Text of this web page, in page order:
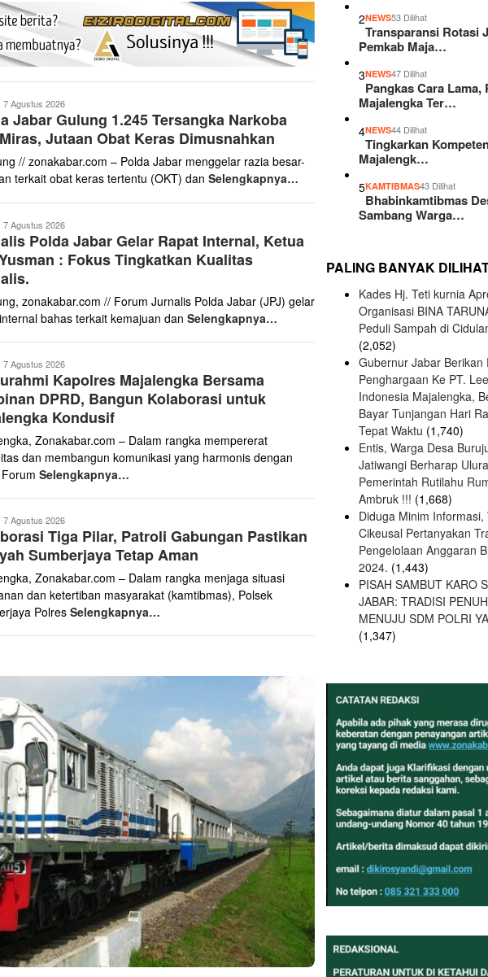
7 Agustus 2026
Jabar Gulung 1.245 Tersangka Narkoba
Jutaan Obat Keras Dimusnahkan
// zonakabar.com – Polda Jabar menggelar razia besar-
terkait obat keras tertentu (OKT) dan Selengkapnya…
7 Agustus 2026
Polda Jabar Gelar Rapat Internal, Ketua
: Fokus Tingkatkan Kualitas
zonakabar.com // Forum Jurnalis Polda Jabar (JPJ) gelar
bahas terkait kemajuan dan Selengkapnya…
7 Agustus 2026
Kapolres Majalengka Bersama
DPRD, Bangun Kolaborasi untuk
Kondusif
Zonakabar.com – Dalam rangka mempererat
dan membangun komunikasi yang harmonis dengan
Selengkapnya…
7 Agustus 2026
Tiga Pilar, Patroli Gabungan Pastikan
Sumberjaya Tetap Aman
Zonakabar.com – Dalam rangka menjaga situasi
dan ketertiban masyarakat (kamtibmas), Polsek
Polres Selengkapnya…
2NEWS53 Dilihat
Transparansi Rotasi
Pemkab Maja…
3NEWS47 Dilihat
Pangkas Cara Lama,
Majalengka Ter…
4NEWS44 Dilihat
Tingkarkan
Majalengk…
5KAMTIBMAS43 Dilihat
Bhabinkamtibmas
Sambang Warga…
PALING BANYAK
Kades Hj. Teti kurnia
Organisasi BINA
Peduli Sampah di
(2,052)
Gubernur Jabar Berikan
Penghargaan Ke PT.
Indonesia Majalengka,
Bayar Tunjangan Hari
Tepat Waktu (1,740)
Entis, Warga Desa
Jatiwangi Berharap
Pemerintah Rutilahu
Ambruk !!! (1,668)
Diduga Minim Informasi,
Cikeusal Pertanyakan
Pengelolaan Anggaran
2024. (1,443)
PISAH SAMBUT KARO
JABAR: TRADISI
MENUJU SDM POLRI
(1,347)